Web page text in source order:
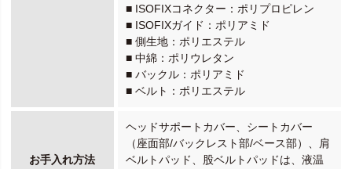
■ ISOFIXコネクター：ポリプロピレン
■ ISOFIXガイド：ポリアミド
■ 側生地：ポリエステル
■ 中綿：ポリウレタン
■ バックル：ポリアミド
■ ベルト：ポリエステル
お手入れ方法
ヘッドサポートカバー、シートカバー
（座面部/バックレスト部/ベース部）、肩
ベルトパッド、股ベルトパッドは、液温